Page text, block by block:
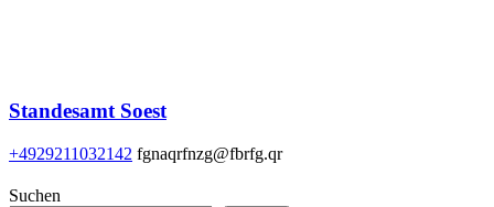
Standesamt Soest
+4929211032142 fgnaqrfnzg@fbrfg.qr
Suchen